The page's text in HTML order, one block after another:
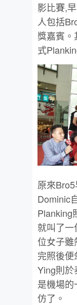
影比賽,
人包括
獎嘉賓。
式
原來
Dominic
Planking
就叫了
位女子
完照後
Ying則於
是機場
仿了。